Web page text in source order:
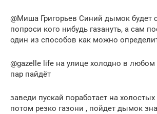
@Миша Григорьев Синий дымок будет
попроси кого нибудь газануть, а сам
один из способов как можно
@gazelle life на улице холодно в
пар пайдёт
заведи пускай поработает на холостых
потом резко газони , пойдет дымок